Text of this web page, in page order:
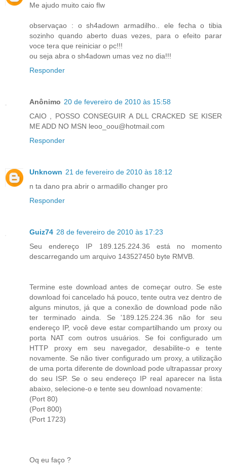
Me ajudo muito caio flw
observaçao : o sh4adown armadilho.. ele fecha o tibia
sozinho quando aberto duas vezes, para o efeito parar
voce tera que reiniciar o pc!!!
ou seja abra o sh4adown umas vez no dia!!!
Responder
Anônimo 20 de fevereiro de 2010 às 15:58
CAIO , POSSO CONSEGUIR A DLL CRACKED SE KISER
ME ADD NO MSN leoo_oou@hotmail.com
Responder
Unknown 21 de fevereiro de 2010 às 18:12
n ta dano pra abrir o armadillo changer pro
Responder
Guiz74 28 de fevereiro de 2010 às 17:23
Seu endereço IP 189.125.224.36 está no momento
descarregando um arquivo 143527450 byte RMVB.
Termine este download antes de começar outro. Se este
download foi cancelado há pouco, tente outra vez dentro de
alguns minutos, já que a conexão de download pode não
ter terminado ainda. Se '189.125.224.36 não for seu
endereço IP, você deve estar compartilhando um proxy ou
porta NAT com outros usuários. Se foi configurado um
HTTP proxy em seu navegador, desabilite-o e tente
novamente. Se não tiver configurado um proxy, a utilização
de uma porta diferente de download pode ultrapassar proxy
do seu ISP. Se o seu endereço IP real aparecer na lista
abaixo, selecione-o e tente seu download novamente:
(Port 80)
(Port 800)
(Port 1723)
Oq eu faço ?